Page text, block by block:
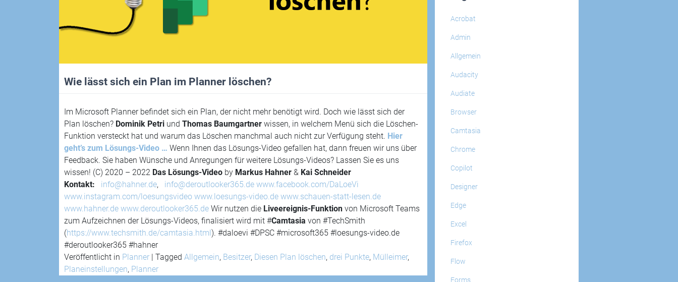
Wie lässt sich ein Plan im Planner löschen?
Im Microsoft Planner befindet sich ein Plan, der nicht mehr benötigt wird. Doch wie lässt sich der
Plan löschen? Dominik Petri und Thomas Baumgartner wissen, in welchem Menü sich die Löschen-
Funktion versteckt hat und warum das Löschen manchmal auch nicht zur Verfügung steht. Hier
geht’s zum Lösungs-Video … Wenn Ihnen das Lösungs-Video gefallen hat, dann freuen wir uns über
Feedback. Sie haben Wünsche und Anregungen für weitere Lösungs-Videos? Lassen Sie es uns
wissen! (C) 2020 – 2022 Das Lösungs-Video by Markus Hahner & Kai Schneider
Kontakt:
info@hahner.de, info@deroutlooker365.de www.facebook.com/DaLoeVi
www.instagram.com/loesungsvideo www.loesungs-video.de www.schauen-statt-lesen.de
www.hahner.de www.deroutlooker365.de Wir nutzen die Liveereignis-Funktion von Microsoft Teams
zum Aufzeichnen der Lösungs-Videos, finalisiert wird mit #Camtasia von #TechSmith
(https://www.techsmith.de/camtasia.html ). #daloevi #DPSC #microsoft365 #loesungs-video.de
#deroutlooker365 #hahner
Veröffentlicht in Planner Tagged Allgemein, Besitzer, Diesen Plan löschen, drei Punkte, Mülleimer,
Planeinstellungen, Planner
Acrobat
Admin
Allgemein
Audacity
Audiate
Browser
Camtasia
Chrome
Copilot
Designer
Edge
Excel
Firefox
Flow
Forms